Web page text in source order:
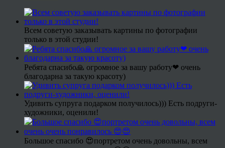
Всем советую заказывать картины по фотографии
только в этой студии!
Ребята спасибо🙏 огромное за вашу работу❤ очень
благодарна за такую красоту)
Удивить супруга подарком получилось))) Есть подруги-
художники, оценили!
Большое спасибо 😍портретом очень довольны, всем